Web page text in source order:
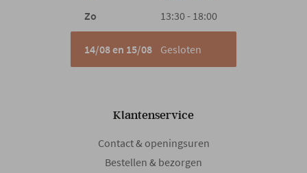
Zo
13:30 - 18:00
14/08 en 15/08 Gesloten
Klantenservice
Contact & openingsuren
Bestellen & bezorgen